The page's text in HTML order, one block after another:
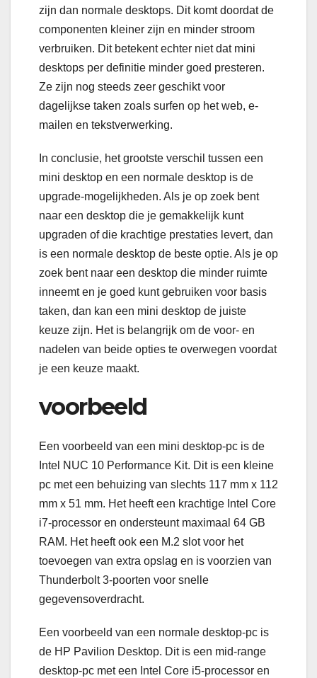
zijn dan normale desktops. Dit komt doordat de
componenten kleiner zijn en minder stroom
verbruiken. Dit betekent echter niet dat mini
desktops per definitie minder goed presteren.
Ze zijn nog steeds zeer geschikt voor
dagelijkse taken zoals surfen op het web, e-
mailen en tekstverwerking.
In conclusie, het grootste verschil tussen een
mini desktop en een normale desktop is de
upgrade-mogelijkheden. Als je op zoek bent
naar een desktop die je gemakkelijk kunt
upgraden of die krachtige prestaties levert, dan
is een normale desktop de beste optie. Als je op
zoek bent naar een desktop die minder ruimte
inneemt en je goed kunt gebruiken voor basis
taken, dan kan een mini desktop de juiste
keuze zijn. Het is belangrijk om de voor- en
nadelen van beide opties te overwegen voordat
je een keuze maakt.
voorbeeld
Een voorbeeld van een mini desktop-pc is de
Intel NUC 10 Performance Kit. Dit is een kleine
pc met een behuizing van slechts 117 mm x 112
mm x 51 mm. Het heeft een krachtige Intel Core
i7-processor en ondersteunt maximaal 64 GB
RAM. Het heeft ook een M.2 slot voor het
toevoegen van extra opslag en is voorzien van
Thunderbolt 3-poorten voor snelle
gegevensoverdracht.
Een voorbeeld van een normale desktop-pc is
de HP Pavilion Desktop. Dit is een mid-range
desktop-pc met een Intel Core i5-processor en